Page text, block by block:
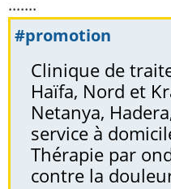
.......
#promotion
Clinique de
Haïfa, Nord et
Netanya,
service à
Thérapie par
contre la